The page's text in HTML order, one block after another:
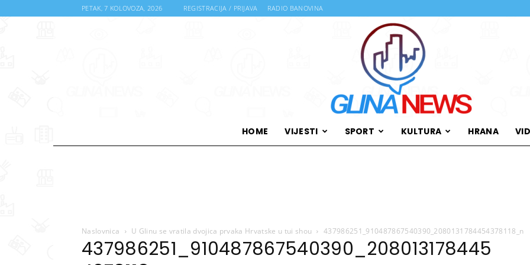
PETAK, 7 KOLOVOZA, 2026 REGISTRACIJA / PRIJAVA RADIO BANOVINA
News
HOME VIJESTI SPORT KULTURA HRANA
Naslovnica U Glinu se vratila dvojica prvaka Hrvatske u tui shou 437986251_910487867540390_2080131784454378118_n
437986251_910487867540390_208013178445